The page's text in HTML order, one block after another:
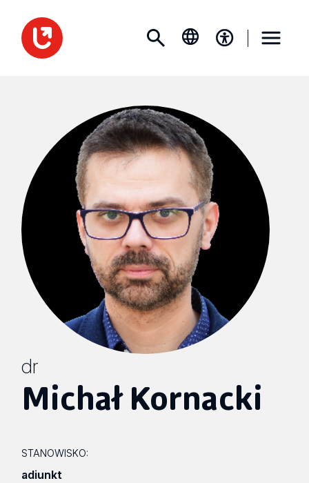
dr
Michał Kornacki
STANOWISKO:
adiunkt